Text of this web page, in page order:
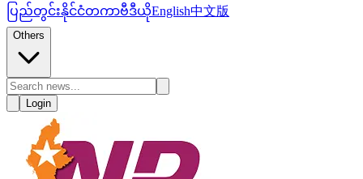
ပြည်တွင်းနိုင်ငံတကာဗီဒီယိုEnglish中文版
Others
Login